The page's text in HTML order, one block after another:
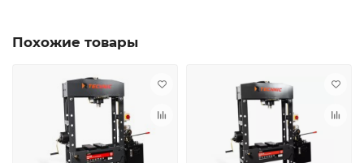
Похожие товары